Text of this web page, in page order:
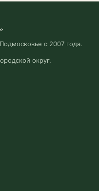
с 2007 года.
округ,